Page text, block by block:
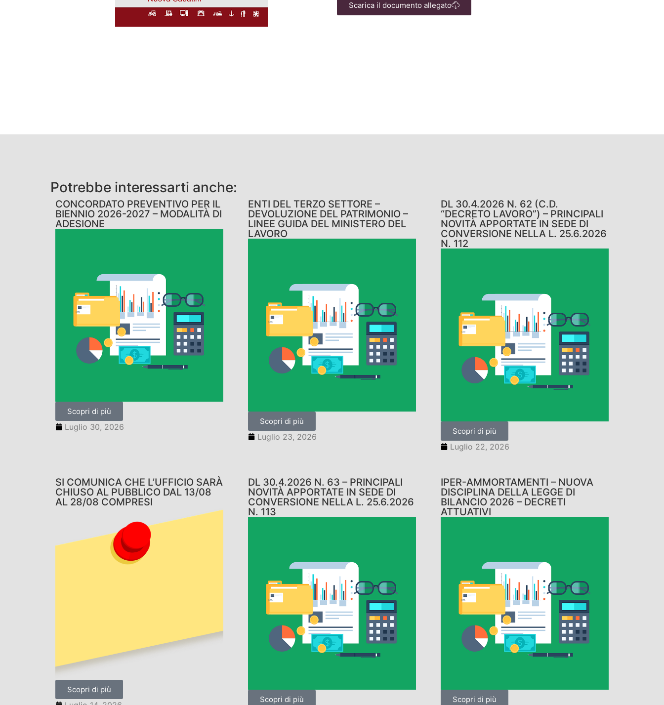
Scarica il documento allegato
Potrebbe interessarti anche:
CONCORDATO PREVENTIVO PER IL
BIENNIO 2026-2027 – MODALITÀ DI
ADESIONE
Scopri di più
Luglio 30, 2026
ENTI DEL TERZO SETTORE –
DEVOLUZIONE DEL PATRIMONIO –
LINEE GUIDA DEL MINISTERO DEL
LAVORO
Scopri di più
Luglio 23, 2026
DL 30.4.2026 N. 62 (C.D.
“DECRETO LAVORO”) – PRINCIPALI
NOVITÀ APPORTATE IN SEDE DI
CONVERSIONE NELLA L. 25.6.2026
N. 112
Scopri di più
Luglio 22, 2026
SI COMUNICA CHE L’UFFICIO SARÀ
CHIUSO AL PUBBLICO DAL 13/08
AL 28/08 COMPRESI
Scopri di più
DL 30.4.2026 N. 63 – PRINCIPALI
NOVITÀ APPORTATE IN SEDE DI
CONVERSIONE NELLA L. 25.6.2026
N. 113
Scopri di più
IPER-AMMORTAMENTI – NUOVA
DISCIPLINA DELLA LEGGE DI
BILANCIO 2026 – DECRETI
ATTUATIVI
Scopri di più